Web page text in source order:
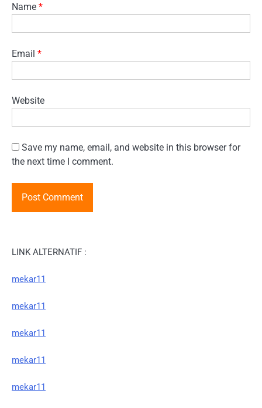
Name *
Email *
Website
Save my name, email, and website in this browser for
the next time I comment.
LINK ALTERNATIF :
mekar11
mekar11
mekar11
mekar11
mekar11